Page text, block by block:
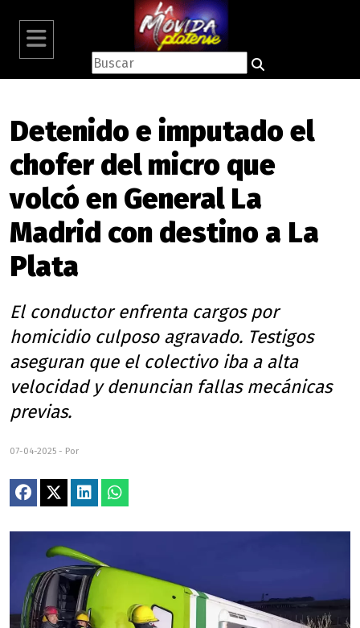
Detenido e imputado el
chofer del micro que
volcó en General La
Madrid con destino a La
Plata
El conductor enfrenta cargos por
homicidio culposo agravado. Testigos
aseguran que el colectivo iba a alta
velocidad y denuncian fallas mecánicas
previas.
07-04-2025 - Por